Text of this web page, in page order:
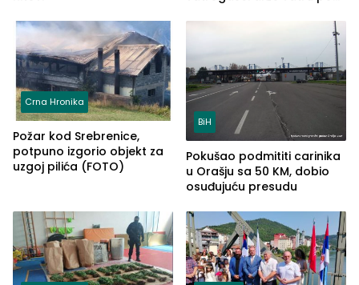
Crna Hronika
Požar kod Srebrenice,
potpuno izgorio objekt za
uzgoj pilića (FOTO)
BiH
Pokušao podmititi carinika
u Orašju sa 50 KM, dobio
osuđujuću presudu